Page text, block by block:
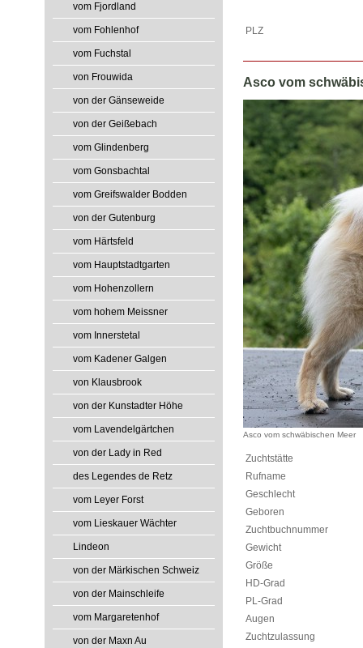
vom Fjordland
vom Fohlenhof
vom Fuchstal
von Frouwida
von der Gänseweide
von der Geißebach
vom Glindenberg
vom Gonsbachtal
vom Greifswalder Bodden
von der Gutenburg
vom Härtsfeld
vom Hauptstadtgarten
vom Hohenzollern
vom hohem Meissner
vom Innerstetal
vom Kadener Galgen
von Klausbrook
von der Kunstadter Höhe
vom Lavendelgärtchen
von der Lady in Red
des Legendes de Retz
vom Leyer Forst
vom Lieskauer Wächter
Lindeon
von der Märkischen Schweiz
von der Mainschleife
vom Margaretenhof
von der Maxn Au
PLZ
Asco vom
Asco vom schwäbischen Meer
Zuchtstätte
Rufname
Geschlecht
Geboren
Zuchtbuchnummer
Gewicht
Größe
HD-Grad
PL-Grad
Augen
Zuchtzulassung